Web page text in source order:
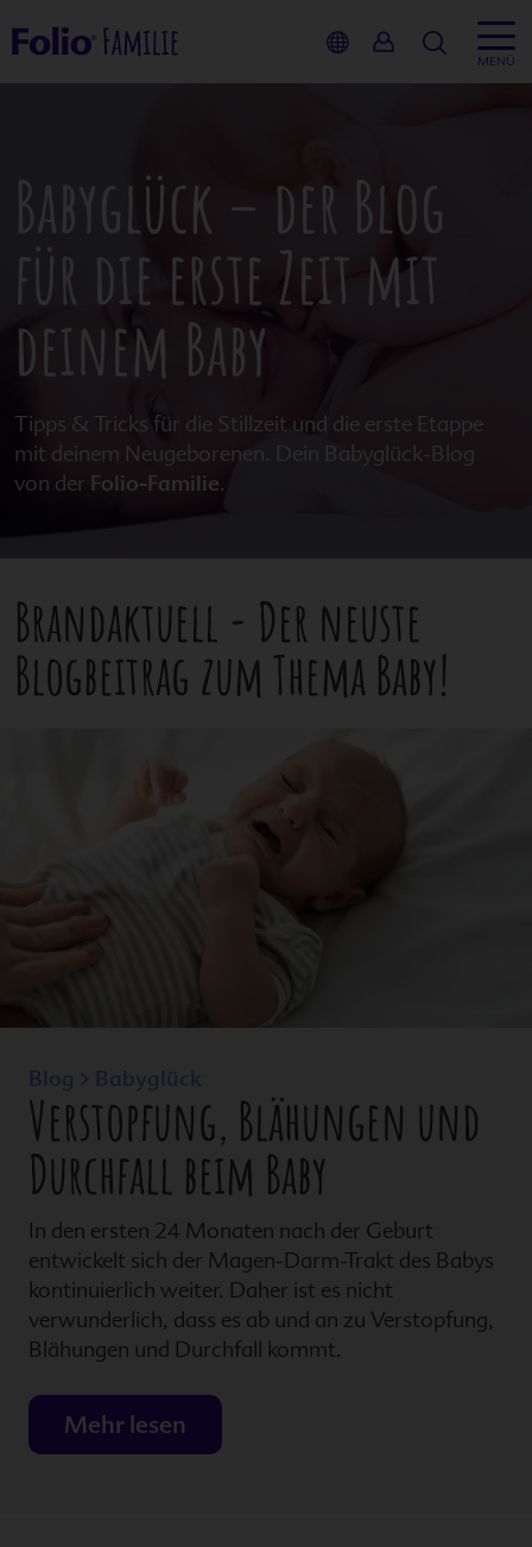
Suche
MENÜ
Babyglück – der Blog
für die erste Zeit mit
deinem Baby
Tipps & Tricks für die Stillzeit und die erste Etappe
mit deinem Neugeborenen. Dein Babyglück-Blog
von der Folio-Familie.
Brandaktuell - Der neuste
Blogbeitrag zum Thema Baby!
Blog > Babyglück
Verstopfung, Blähungen und
Durchfall beim Baby
In den ersten 24 Monaten nach der Geburt
entwickelt sich der Magen-Darm-Trakt des Babys
kontinuierlich weiter. Daher ist es nicht
verwunderlich, dass es ab und an zu Verstopfung,
Blähungen und Durchfall kommt.
Mehr lesen
Service
Folio-
Ratgeber